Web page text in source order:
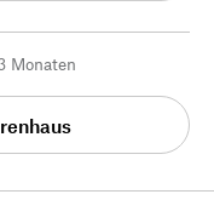
Monaten